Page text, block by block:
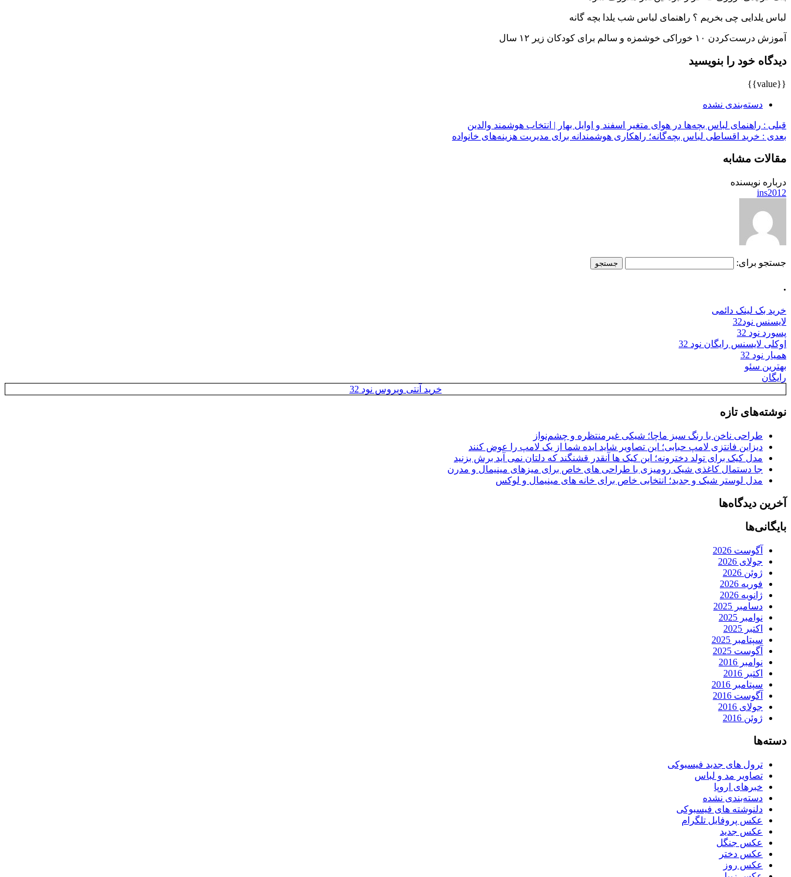
لباس یلدایی چی بخریم ؟ راهنمای لباس شب یلدا بچه گانه
آموزش درست‌کردن ۱۰ خوراکی خوشمزه و سالم برای کودکان زیر ۱۲ سال
دیدگاه خود را بنویسید
{{value}}
دسته‌بندی نشده
قبلی : راهنمای لباس بچه‌ها در هوای متغیر اسفند و اوایل بهار | انتخاب هوشمند والدین
بعدی : خرید اقساطی لباس بچه‌گانه؛ راهکاری هوشمندانه برای مدیریت هزینه‌های خانواده
مقالات مشابه
درباره نویسنده
ins2012
جستجو برای:
.
خرید بک لینک دائمی
لایسنس نود32
پسورد نود 32
اوکلی لایسنس رایگان نود 32
همیار نود 32
بهترین سئو
رایگان
خرید آنتی ویروس نود 32
نوشته‌های تازه
طراحی ناخن با رنگ سبز ماچا؛ شیکی غیرمنتظره و چشم‌نواز
دیزاین فانتزی لامپ حبابی؛ این تصاویر شاید ایده شما از یک لامپ را عوض کنند
مدل کیک برای تولد دخترونه؛ این کیک ها آنقدر قشنگند که دلتان نمی آید برش بزنید
جا دستمال کاغذی شیک رومیزی با طراحی های خاص برای میزهای مینیمال و مدرن
مدل لوستر شیک و جدید؛ انتخابی خاص برای خانه های مینیمال و لوکس
آخرین دیدگاه‌ها
بایگانی‌ها
آگوست 2026
جولای 2026
ژوئن 2026
فوریه 2026
ژانویه 2026
دسامبر 2025
نوامبر 2025
اکتبر 2025
سپتامبر 2025
آگوست 2025
نوامبر 2016
اکتبر 2016
سپتامبر 2016
آگوست 2016
جولای 2016
ژوئن 2016
دسته‌ها
ترول های جدید فیسبوکی
تصاویر مد و لباس
خبرهای اروپا
دسته‌بندی نشده
دلنوشته های فیسبوکی
عکس پروفایل تلگرام
عکس جدید
عکس جنگل
عکس دختر
عکس روز